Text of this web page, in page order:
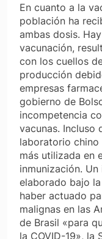
En cuanto a la
población ha
ambas dosis.
vacunación,
con los cuellos
producción
empresas
gobierno de
incompetencia
vacunas. Incluso
laboratorio chino
más utilizada en
inmunización.
elaborado bajo
haber actuado
malignas en las
de Brasil «para
la COVID-19», la